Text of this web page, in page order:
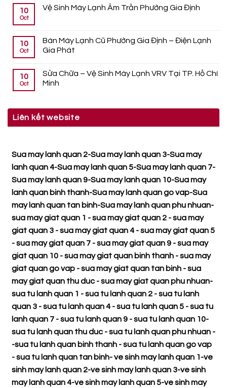
10
Oct
Vệ Sinh Máy Lạnh Âm Trần Phường Gia Định
10
Oct
Bán Máy Lạnh Cũ Phường Gia Định – Điện Lạnh
Gia Phát
10
Oct
Sửa Chữa – Vệ Sinh Máy Lạnh VRV Tại TP. Hồ Chí
Minh
Liên kết website
Sua may lanh quan 2-Sua may lanh quan 3-Sua may
lanh quan 4-Sua may lanh quan 5-Sua may lanh quan 7-
Sua may lanh quan 9-Sua may lanh quan 10-Sua may
lanh quan binh thanh-Sua may lanh quan go vap-Sua
may lanh quan tan binh-Sua may lanh quan phu nhuan-
sua may giat quan 1 -sua may giat quan 2 -sua may
giat quan 3 -sua may giat quan 4 -sua may giat quan 5
-sua may giat quan 7 -sua may giat quan 9 -sua may
giat quan 10 -sua may giat quan binh thanh -sua may
giat quan go vap -sua may giat quan tan binh -sua
may giat quan thu duc -sua may giat quan phu nhuan-
sua tu lanh quan 1 -sua tu lanh quan 2 -sua tu lanh
quan 3 -sua tu lanh quan 4 -sua tu lanh quan 5 -sua tu
lanh quan 7 -sua tu lanh quan 9 -sua tu lanh quan 10-
sua tu lanh quan thu duc -sua tu lanh quan phu nhuan -
-sua tu lanh quan binh thanh -sua tu lanh quan go vap
-sua tu lanh quan tan binh-ve sinh may lanh quan 1-ve
sinh may lanh quan 2-ve sinh may lanh quan 3-ve sinh
may lanh quan 4-ve sinh may lanh quan 5-ve sinh may